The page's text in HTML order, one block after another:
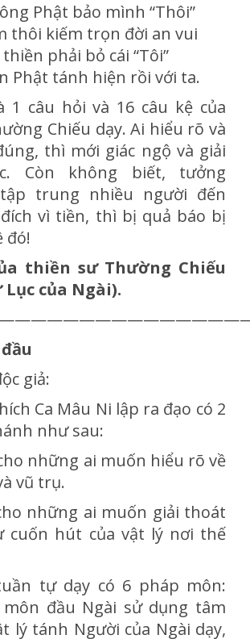
Phật bảo mình “Thôi”
thôi kiếm trọn đời an vui
thiền phải bỏ cái “Tôi”
Phật tánh hiện rồi với ta.
1 câu hỏi và 16 câu kệ của
Chiếu dạy. Ai hiểu rõ và
thì mới giác ngộ và giải
Còn không biết, tưởng
trung nhiều người đến
vì tiền, thì bị quả báo bị
đó!
thiền sư Thường Chiếu
của Ngài).
giả:
Ca Mâu Ni lập ra đạo có 2
như sau:
những ai muốn hiểu rõ về
vũ trụ.
những ai muốn giải thoát
cuốn hút của vật lý nơi thế
tự dạy có 6 pháp môn:
đầu Ngài sử dụng tâm
lý tánh Người của Ngài dạy,